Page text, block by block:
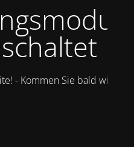
- Kommen Sie bald wieder.